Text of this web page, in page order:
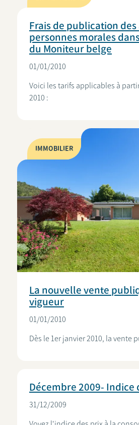
Frais de publication des
personnes morales
du Moniteur belge
01/01/2010
Voici les tarifs applicables à
2010 :
IMMOBILIER
La nouvelle vente
vigueur
01/01/2010
Dès le 1er janvier 2010, la vente
Décembre 2009- Indice
31/12/2009